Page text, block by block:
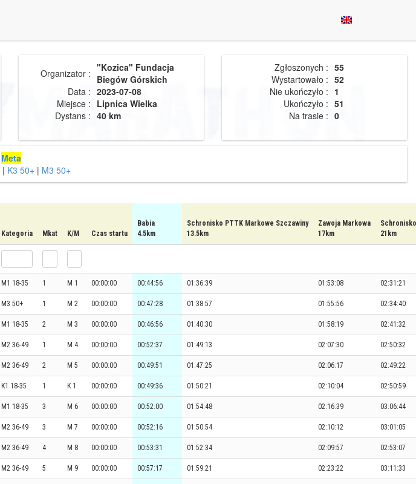
Organizator : "Kozica" Fundacja
Biegów Górskich
Data : 2023-07-08
Miejsce : Lipnica Wielka
Dystans : 40 km
Zgłoszonych : 55
Wystartowało : 52
Nie ukończyło : 1
Ukończyło : 51
Na trasie : 0
Meta
| K3 50+ | M3 50+
Kategoria Mkat K/M Czas startu
Babia
4.5km
Schronisko PTTK Markowe Szczawiny
13.5km
Zawoja Markowa
17km
21km
M1 18-35 1 M 1 00:00:00 00:44:56 01:36:39 01:53:08 02:31:21
M3 50+ 1 M 2 00:00:00 00:47:28 01:38:57 01:55:56 02:34:40
M1 18-35 2 M 3 00:00:00 00:46:56 01:40:30 01:58:19 02:41:32
M2 36-49 1 M 4 00:00:00 00:52:37 01:49:13 02:07:30 02:50:32
M2 36-49 2 M 5 00:00:00 00:49:51 01:47:25 02:06:17 02:49:22
K1 18-35 1 K 1 00:00:00 00:49:36 01:50:21 02:10:04 02:50:59
M1 18-35 3 M 6 00:00:00 00:52:00 01:54:48 02:16:39 03:06:44
M2 36-49 3 M 7 00:00:00 00:52:16 01:50:54 02:10:12 03:01:05
M2 36-49 4 M 8 00:00:00 00:53:31 01:52:34 02:09:57 02:53:07
M2 36-49 5 M 9 00:00:00 00:57:17 01:59:21 02:23:22 03:11:33